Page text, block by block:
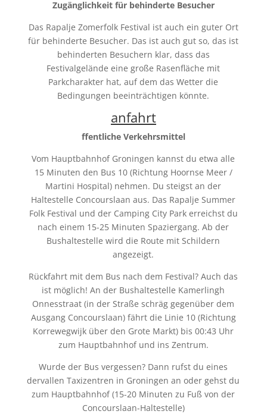
Zugänglichkeit für behinderte Besucher
Das Rapalje Zomerfolk Festival ist auch ein guter Ort
für behinderte Besucher. Das ist auch gut so, das ist
behinderten Besuchern klar, dass das
Festivalgelände eine große Rasenfläche mit
Parkcharakter hat, auf dem das Wetter die
Bedingungen beeinträchtigen könnte.
anfahrt
ffentliche Verkehrsmittel
Vom Hauptbahnhof Groningen kannst du etwa alle
15 Minuten den Bus 10 (Richtung Hoornse Meer /
Martini Hospital) nehmen. Du steigst an der
Haltestelle Concourslaan aus. Das Rapalje Summer
Folk Festival und der Camping City Park erreichst du
nach einem 15-25 Minuten Spaziergang. Ab der
Bushaltestelle wird die Route mit Schildern
angezeigt.
Rückfahrt mit dem Bus nach dem Festival? Auch das
ist möglich! An der Bushaltestelle Kamerlingh
Onnesstraat (in der Straße schräg gegenüber dem
Ausgang Concourslaan) fährt die Linie 10 (Richtung
Korrewegwijk über den Grote Markt) bis 00:43 Uhr
zum Hauptbahnhof und ins Zentrum.
Wurde der Bus vergessen? Dann rufst du eines
dervallen Taxizentren in Groningen an oder gehst du
zum Hauptbahnhof (15-20 Minuten zu Fuß von der
Concourslaan-Haltestelle)